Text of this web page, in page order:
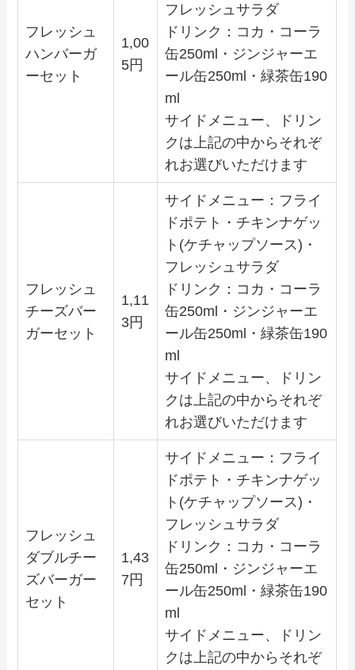
フレッシュ
ハンバーガ
ーセット
1,00
5円
フレッシュサラダ
ドリンク：コカ・コーラ
缶250ml・ジンジャーエ
ール缶250ml・緑茶缶190
ml
サイドメニュー、ドリン
クは上記の中からそれぞ
れお選びいただけます
フレッシュ
チーズバー
ガーセット
1,11
3円
サイドメニュー：フライ
ドポテト・チキンナゲッ
ト(ケチャップソース)・
フレッシュサラダ
ドリンク：コカ・コーラ
缶250ml・ジンジャーエ
ール缶250ml・緑茶缶190
ml
サイドメニュー、ドリン
クは上記の中からそれぞ
れお選びいただけます
フレッシュ
ダブルチー
ズバーガー
セット
1,43
7円
サイドメニュー：フライ
ドポテト・チキンナゲッ
ト(ケチャップソース)・
フレッシュサラダ
ドリンク：コカ・コーラ
缶250ml・ジンジャーエ
ール缶250ml・緑茶缶190
ml
サイドメニュー、ドリン
クは上記の中からそれぞ